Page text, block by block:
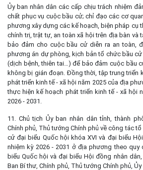
Ủy ban nhân dân các cấp chịu trách nhiệm
chất phục vụ cuộc bầu cử; chỉ đạo các cơ
phương xây dựng các kế hoạch, biện pháp cụ
chính trị, trật tự, an toàn xã hội trên địa bàn và
bảo đảm cho cuộc bầu cử diễn ra an toàn,
phương án dự phòng, kịch bản tổ chức bầu
(dịch bệnh, thiên tai…) để bảo đảm cuộc bầu
không bị gián đoạn. Đồng thời, tập trung triển
phát triển kinh tế - xã hội năm 2025 của địa
thực hiện kế hoạch phát triển kinh tế - xã hội
2026 - 2031.
11. Chủ tịch Ủy ban nhân dân tỉnh, thành
Chính phủ, Thủ tướng Chính phủ về công tác
cử đại biểu Quốc hội khóa XVI và đại biểu
nhiệm kỳ 2026 - 2031 ở địa phương theo quy
biểu Quốc hội và đại biểu Hội đồng nhân
Ban Bí thư, Chính phủ, Thủ tướng Chính phủ,